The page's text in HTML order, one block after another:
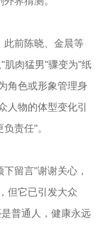
此前陈晓、金晨等
肌肉猛男"骤变为"纸
角色或形象管理身
人物的体型变化引
责任"。
留言"谢谢关心，
但它已引发大众
普通人，健康永远